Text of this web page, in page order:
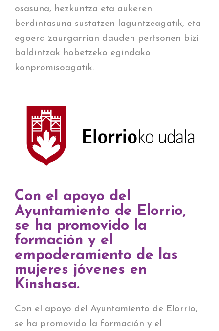
osasuna, hezkuntza eta aukeren
berdintasuna sustatzen laguntzeagatik, eta
egoera zaurgarrian dauden pertsonen bizi
baldintzak hobetzeko egindako
konpromisoagatik.
Con el apoyo del
Ayuntamiento de Elorrio,
se ha promovido la
formación y el
empoderamiento de las
mujeres jóvenes en
Kinshasa.
Con el apoyo del Ayuntamiento de Elorrio,
se ha promovido la formación y el